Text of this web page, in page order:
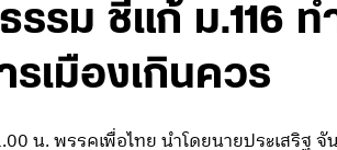
รม ชี้แก้ ม.116 ท
เมืองเกินควร
น. พรรคเพื่อไทย นำโดยนายประเสริฐ